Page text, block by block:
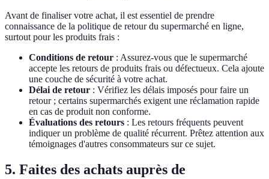
Avant de finaliser votre achat, il est essentiel de prendre
connaissance de la politique de retour du supermarché en ligne,
surtout pour les produits frais :
Conditions de retour : Assurez-vous que le supermarché
accepte les retours de produits frais ou défectueux. Cela ajoute
une couche de sécurité à votre achat.
Délai de retour : Vérifiez les délais imposés pour faire un
retour ; certains supermarchés exigent une réclamation rapide
en cas de produit non conforme.
Évaluations des retours : Les retours fréquents peuvent
indiquer un problème de qualité récurrent. Prêtez attention aux
témoignages d'autres consommateurs sur ce sujet.
5. Faites des achats auprès de